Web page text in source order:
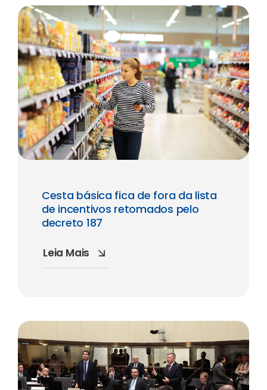
Cesta básica fica de fora da lista
de incentivos retomados pelo
decreto 187
Leia Mais